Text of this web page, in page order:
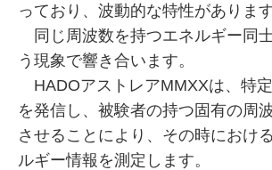
っており、波動的な特性があります
同じ周波数を持つエネルギー同
う現象で響き合います。
HADOアストレアMMXXは、特
を発信し、被験者の持つ固有の周
させることにより、その時におけ
ルギー情報を測定します。